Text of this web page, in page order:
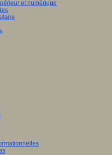
et numérique